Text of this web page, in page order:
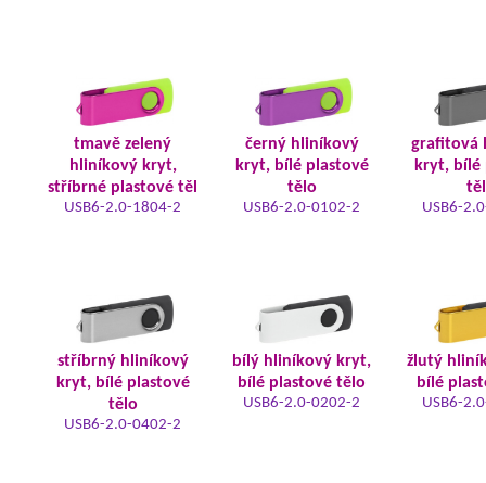
tmavě zelený
hliníkový kryt,
stříbrné plastové těl
USB6-2.0-1804-2
černý hliníkový
kryt, bílé plastové
tělo
USB6-2.0-0102-2
grafitová
kryt, bílé
USB6-
stříbrný hliníkový
kryt, bílé plastové
tělo
USB6-2.0-0402-2
bílý hliníkový kryt,
bílé plastové tělo
USB6-2.0-0202-2
žlutý
bílé
USB6-